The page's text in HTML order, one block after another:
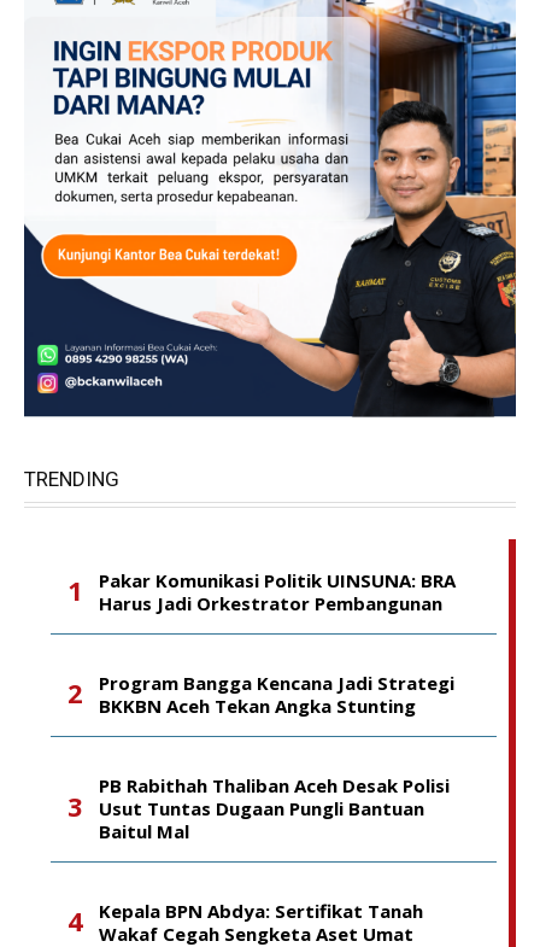
TRENDING
Pakar Komunikasi Politik UINSUNA: BRA
Harus Jadi Orkestrator Pembangunan
Program Bangga Kencana Jadi Strategi
BKKBN Aceh Tekan Angka Stunting
PB Rabithah Thaliban Aceh Desak Polisi
Usut Tuntas Dugaan Pungli Bantuan
Baitul Mal
Kepala BPN Abdya: Sertifikat Tanah
Wakaf Cegah Sengketa Aset Umat